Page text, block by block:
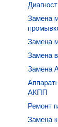
Замена
Замена
Замена
Замена
АКПП
Ремонт
Замена